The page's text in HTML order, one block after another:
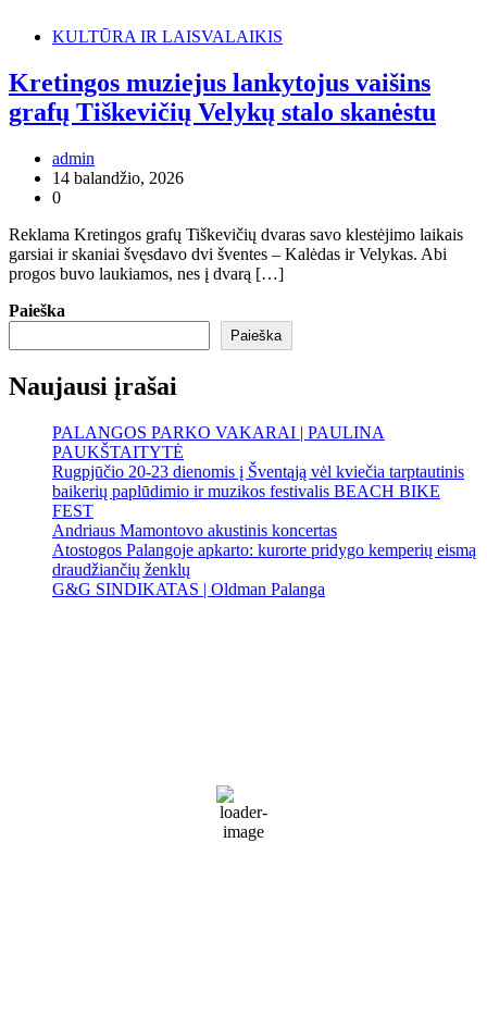
KULTŪRA IR LAISVALAIKIS
Kretingos muziejus lankytojus vaišins
grafų Tiškevičių Velykų stalo skanėstu
admin
14 balandžio, 2026
0
Reklama Kretingos grafų Tiškevičių dvaras savo klestėjimo laikais
garsiai ir skaniai švęsdavo dvi šventes – Kalėdas ir Velykas. Abi
progos buvo laukiamos, nes į dvarą […]
Paieška
Paieška
Naujausi įrašai
PALANGOS PARKO VAKARAI | PAULINA
PAUKŠTAITYTĖ
Rugpjūčio 20-23 dienomis į Šventąją vėl kviečia tarptautinis
baikerių paplūdimio ir muzikos festivalis BEACH BIKE
FEST
Andriaus Mamontovo akustinis koncertas
Atostogos Palangoje apkarto: kurorte pridygo kemperių eismą
draudžiančių ženklų
G&G SINDIKATAS | Oldman Palanga
92 %